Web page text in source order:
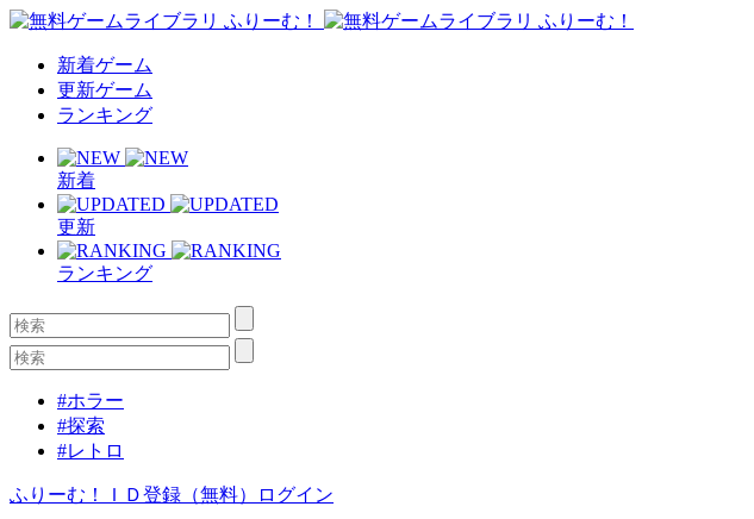
新着ゲーム
更新ゲーム
ランキング
新着
更新
ランキング
#ホラー
#探索
#レトロ
ふりーむ！ＩＤ登録（無料） ログイン